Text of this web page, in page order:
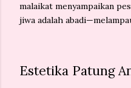
malaikat menyampaikan
jiwa adalah
Estetika Patung